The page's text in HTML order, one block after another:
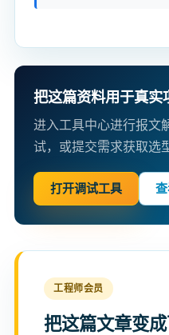
把这篇资料用于真实
进入工具中心进行报文
试，或提交需求获取选
打开调试工具
工程师会员
把这篇文章变